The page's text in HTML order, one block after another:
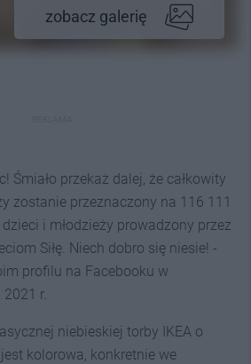
zobacz galerię
Śmiało przekaż dalej, że całkowity
zostanie przeznaczony na 116 111
i młodzieży prowadzony przez
Siłę. Niech dobro się niesie! -
profilu na Facebooku w
r.
niebieskiej torby IKEA o
kolorowa, konkretnie we